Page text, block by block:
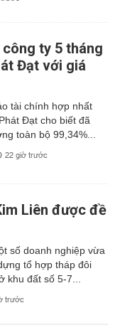
ty 5 tháng
Đạt với giá
tài chính hợp nhất
Đạt cho biết đã
toàn bộ 99,34%...
22 giờ trước
Liên được đề
số doanh nghiệp vừa
tổ hợp tháp đôi
khu đất số 5-7...
trước